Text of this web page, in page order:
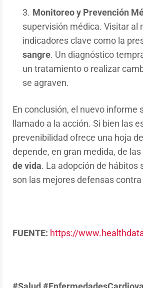
Monitoreo y Prevención
supervisión médica. Visitar
indicadores clave como la
sangre. Un diagnóstico
un tratamiento o realizar
se agraven.
En conclusión, el nuevo informe
llamado a la acción. Si bien las
prevenibilidad ofrece una hoja
depende, en gran medida, de
de vida. La adopción de hábitos
son las mejores defensas
FUENTE: https://